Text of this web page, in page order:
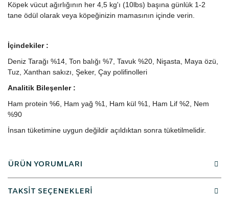
Köpek vücut ağırlığının her 4,5 kg'ı (10lbs) başına günlük 1-2
tane ödül olarak veya köpeğinizin mamasının içinde verin.
İçindekiler :
Deniz Tarağı %14, Ton balığı %7, Tavuk %20, Nişasta, Maya özü,
Tuz, Xanthan sakızı, Şeker, Çay polifinolleri
Analitik Bileşenler :
Ham protein %6, Ham yağ %1, Ham kül %1, Ham Lif %2, Nem
%90
İnsan tüketimine uygun değildir açıldıktan sonra tüketilmelidir.
ÜRÜN YORUMLARI
TAKSİT SEÇENEKLERİ